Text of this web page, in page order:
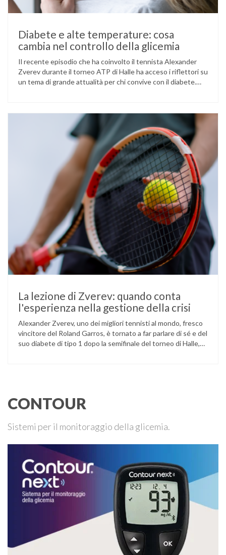
Diabete e alte temperature: cosa
cambia nel controllo della glicemia
Il recente episodio che ha coinvolto il tennista Alexander
Zverev durante il torneo ATP di Halle ha acceso i riflettori su
un tema di grande attualità per chi convive con il diabete.
glucosio lo aveva portato …
La lezione di Zverev: quando conta
l'esperienza nella gestione della crisi
Alexander Zverev, uno dei migliori tennisti al mondo, fresco
vincitore del Roland Garros, è tornato a far parlare di sé e del
suo diabete di tipo 1 dopo la semifinale del torneo di Halle,
CONTOUR
Sistemi per il monitoraggio della glicemia.